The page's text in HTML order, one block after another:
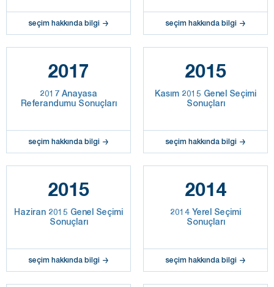
seçim hakkında bilgi seçim hakkında bilgi
2017
2017 Anayasa
Referandumu Sonuçları
seçim hakkında bilgi
2015
Kasım 2015 Genel Seçimi
Sonuçları
seçim hakkında bilgi
2015
Haziran 2015 Genel Seçimi
Sonuçları
seçim hakkında bilgi
2014
2014 Yerel Seçimi
Sonuçları
seçim hakkında bilgi